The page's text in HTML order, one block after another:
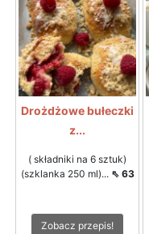
Drożdżowe bułeczki
z...
( składniki na 6 sztuk)
(szklanka 250 ml)... ⇖ 63
Zobacz przepis!